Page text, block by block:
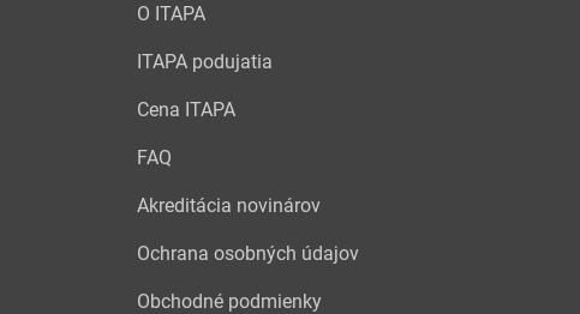
O ITAPA
ITAPA podujatia
Cena ITAPA
FAQ
Akreditácia novinárov
Ochrana osobných údajov
Obchodné podmienky